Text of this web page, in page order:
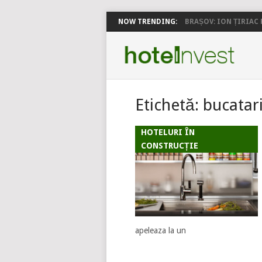
NOW TRENDING: BRAȘOV: ION ȚIRIAC
Etichetă:
HOTELURI ÎN
CONSTRUCȚIE
apeleaza la un